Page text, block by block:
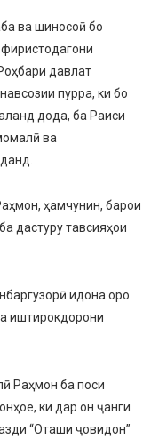
ва шиносоӣ бо
давлат
пурра, ки бо
дода, ба Раиси
ва
ҳамчунин, барои
дастуру тавсияҳои
идона оро
иштирокдорони
Раҳмон ба поси
ки дар он ҷанги
“Оташи ҷовидон”